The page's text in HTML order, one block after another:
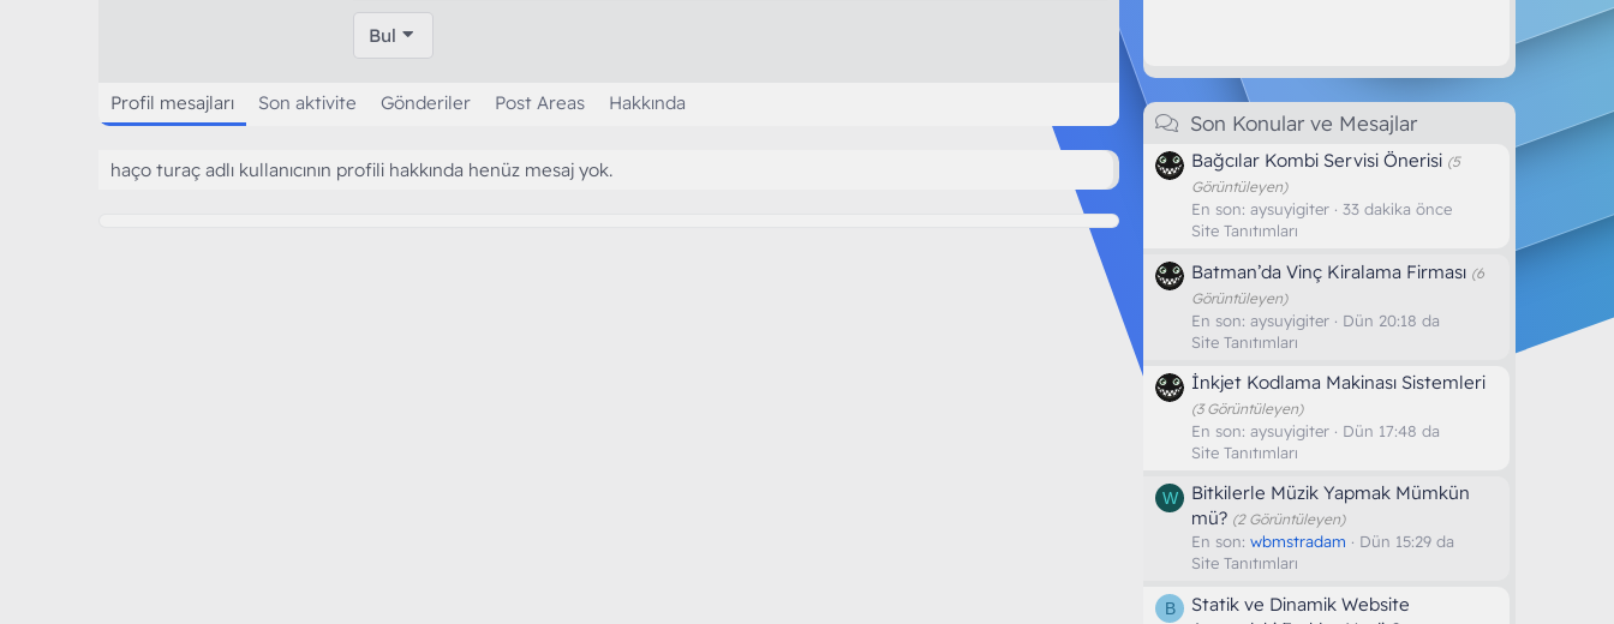
Bul
Profil mesajları Son aktivite Gönderiler Post Areas Hakkında
haço turaç adlı kullanıcının profili hakkında henüz mesaj yok.
Son Konular ve Mesajlar
Bağcılar Kombi Servisi Önerisi (5
Görüntüleyen)
En son: aysuyigiter
33 dakika önce
Site Tanıtımları
Batman’da Vinç Kiralama Firması (6
Görüntüleyen)
En son: aysuyigiter
Dün 20:18 da
Site Tanıtımları
İnkjet Kodlama Makinası Sistemleri
(3 Görüntüleyen)
En son: aysuyigiter
Dün 17:48 da
Site Tanıtımları
W
Bitkilerle Müzik Yapmak Mümkün
mü? (2 Görüntüleyen)
En son: wbmstradam
Dün 15:29 da
Site Tanıtımları
B
Statik ve Dinamik Website